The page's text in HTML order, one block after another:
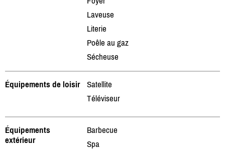
Laveuse
Literie
Poêle au gaz
Sécheuse
Équipements de loisir
Satellite
Téléviseur
Équipements
extérieur
Barbecue
Spa